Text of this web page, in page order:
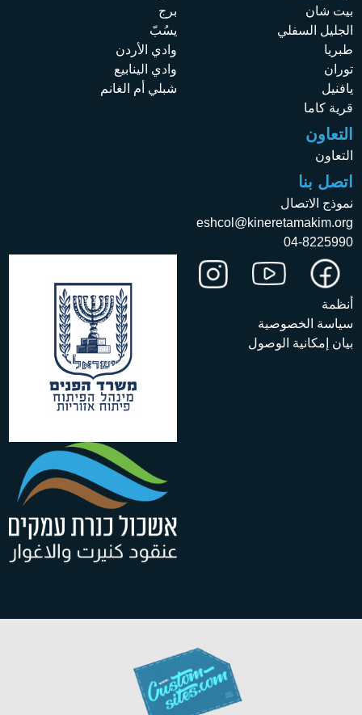
بيت شان
الجليل السفلي
طبريا
توران
يافنيل
قرية كاما
التعاون
التعاون
برج
يسُبّ
وادي الأردن
وادي الينابيع
شبلي أم الغانم
اتصل بنا
نموذج الاتصال
eshcol@kineretamakim.org
04-8225990
أنظمة
سياسة الخصوصية
بيان إمكانية الوصول